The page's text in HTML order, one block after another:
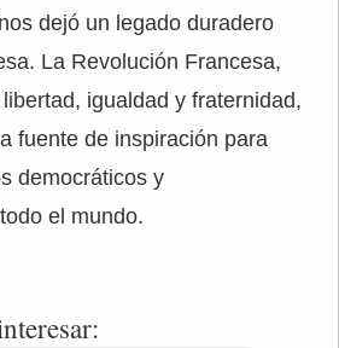
dejó un legado duradero
La Revolución Francesa,
igualdad y fraternidad,
fuente de inspiración para
democráticos y
el mundo.